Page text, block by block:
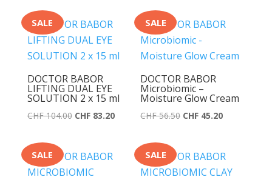
CHF 48.00CHF 38.40.
SALE
DOCTOR BABOR
LIFTING DUAL EYE
SOLUTION 2 x 15 ml
CHF104.00 Ursprünglicher
CHF 104.00
CHF83.20Aktueller
CHF 83.20.
SALE
DOCTOR BABOR
Microbiomic –
Moisture Glow Cream
CHF56.50 Ursprünglicher
CHF 56.50
CHF 45.20Aktueller
CHF 45.20.
SALE SALE